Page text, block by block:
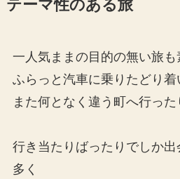
テーマ性のある旅
一人気ままの目的の無い旅
ふらっと汽車に乗りたどり
また何となく違う町へ行った
行き当たりばったりでしか
多く